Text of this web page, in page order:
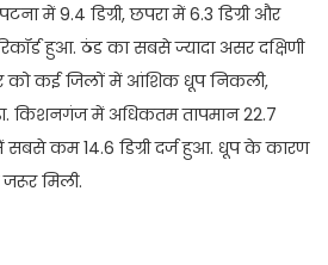
में 9.4 डिग्री, छपरा में 6.3 डिग्री और
हुआ. ठंड का सबसे ज्यादा असर दक्षिणी
को कई जिलों में आंशिक धूप निकली,
किशनगंज में अधिकतम तापमान 22.7
में सबसे कम 14.6 डिग्री दर्ज हुआ. धूप के कारण
मिली.